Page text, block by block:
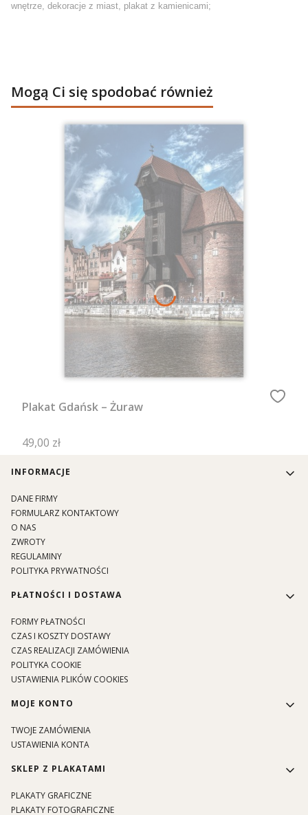
wnętrze, dekoracje z miast, plakat z kamienicami;
Mogą Ci się spodobać również
Plakat Gdańsk – Żuraw
Cena
49,00 zł
Linki w stopce
INFORMACJE
DANE FIRMY
FORMULARZ KONTAKTOWY
O NAS
ZWROTY
REGULAMINY
POLITYKA PRYWATNOŚCI
PŁATNOŚCI I DOSTAWA
FORMY PŁATNOŚCI
CZAS I KOSZTY DOSTAWY
CZAS REALIZACJI ZAMÓWIENIA
POLITYKA COOKIE
USTAWIENIA PLIKÓW COOKIES
MOJE KONTO
TWOJE ZAMÓWIENIA
USTAWIENIA KONTA
SKLEP Z PLAKATAMI
PLAKATY GRAFICZNE
PLAKATY FOTOGRAFICZNE